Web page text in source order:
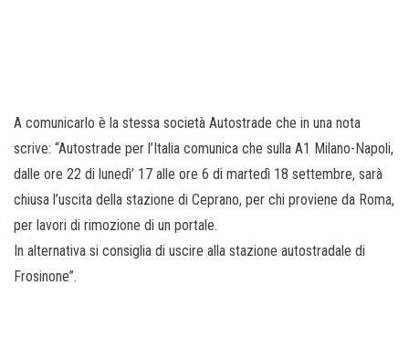
A comunicarlo è la stessa società Autostrade che in una nota
scrive: “Autostrade per l’Italia comunica che sulla A1 Milano-Napoli,
dalle ore 22 di lunedì’ 17 alle ore 6 di martedì 18 settembre, sarà
chiusa l’uscita della stazione di Ceprano, per chi proviene da Roma,
per lavori di rimozione di un portale.
In alternativa si consiglia di uscire alla stazione autostradale di
Frosinone”.